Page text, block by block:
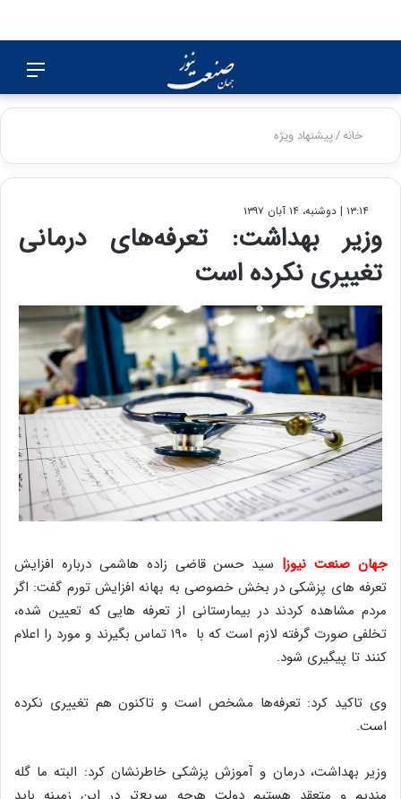
برای
خانه/پیشنهاد ویژه
۱۳:۱۴ | دوشنبه، ۱۴ آبان ۱۳۹۷
وزیر بهداشت: تعرفه‌های درمانی
تغییری نکرده است
جهان صنعت نیوز| سید حسن قاضی زاده هاشمی درباره افزایش
تعرفه های پزشکی در بخش خصوصی به بهانه افزایش تورم گفت: اگر
مردم مشاهده کردند در بیمارستانی از تعرفه هایی که تعیین شده،
تخلفی صورت گرفته لازم است که با ۱۹۰ تماس بگیرند و مورد را اعلام
کنند تا پیگیری شود.
وی تاکید کرد: تعرفه‌ها مشخص است و تاکنون هم تغییری نکرده
است.
وزیر بهداشت، درمان و آموزش پزشکی خاطرنشان کرد: البته ما گله